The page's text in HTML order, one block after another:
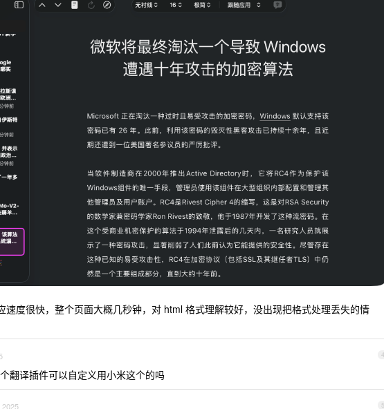
速度很快，整个页面大概几秒钟，对 html 格式理解较好，没出现把格式处理丢失的情
4
翻译插件可以自定义用小米这个的吗
5
2025